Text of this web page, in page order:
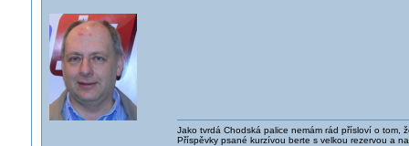
Jako tvrdá Chodská palice nemám rád přísloví o tom,
Příspěvky psané kurzívou berte s velkou rezervou a